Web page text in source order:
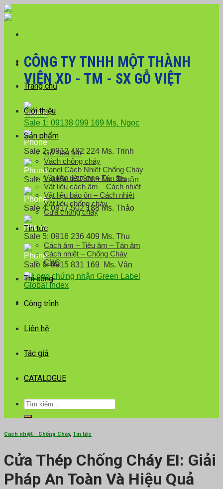
Skip
to
CÔNG TY TNHH MỘT THÀNH
VIÊN XD - TM - SX GỖ VIỆT
Sale 1: 09138 099 169 Ms. Ngọc
Sale 2: 0912 482 224 Ms. Trinh
Sale 3: 0858 177 789 Ms. Thuận
Sale 4: 0917 502 188 Ms. Thảo
Sale 5: 0916 236 409 Ms. Thu
Sale 6: 0915 831 169 Ms. Vân
Trang chủ
Giới thiệu
Sản phẩm
Gỗ Tiêu âm
Vách chống cháy
Panel Cách Nhiệt Chống Cháy
Vật liệu tiêu âm – Tán âm
Vật liệu cách âm – Cách nhiệt
Vật liệu bảo ôn – Cách nhiệt
Vật liệu chống cháy
Cửa chống cháy
Tin tức
Cách âm – Tiêu âm – Tán âm
Cách nhiệt – Chống Cháy
CNC
Thi công
Công trình
Liên hệ
Tác giả
CATALOGUE
Tìm
kiếm:
Cách nhiệt - Chống Cháy, Tin tức
Cửa Thép Chống Cháy EI: Giải
Pháp An Toàn Và Hiệu Quả
Với đơn hàng số lượng lớn, Quý khách hàng vui
lòng liên hệ hotline 0916 099 169 để được hỗ trợ